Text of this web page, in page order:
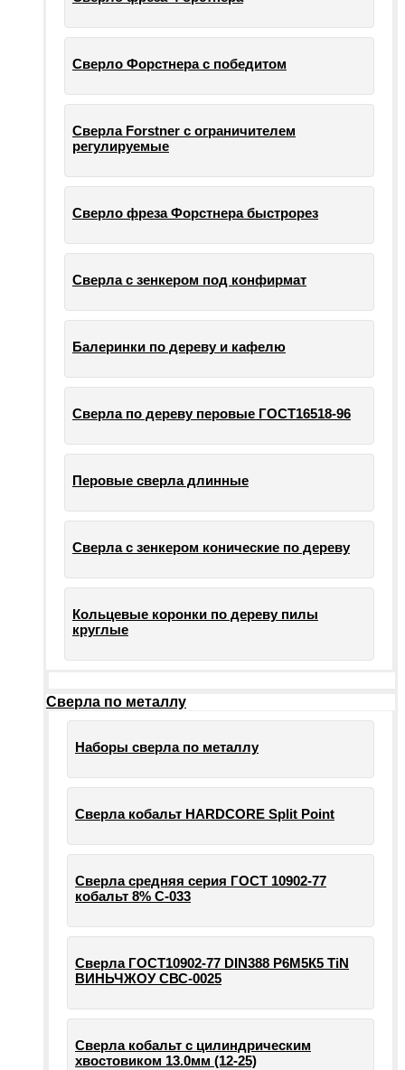
Сверло Форстнера с победитом
Сверла Forstner с ограничителем
регулируемые
Сверло фреза Форстнера быстрорез
Сверла с зенкером под конфирмат
Балеринки по дереву и кафелю
Сверла по дереву перовые ГОСТ16518-96
Перовые сверла длинные
Сверла с зенкером конические по дереву
Кольцевые коронки по дереву пилы
круглые
Сверла по металлу
Наборы сверла по металлу
Сверла кобальт HARDCORE Split Point
Сверла средняя серия ГОСТ 10902-77
кобальт 8% С-033
Сверла ГОСТ10902-77 DIN388 Р6М5К5 TiN
ВИНЬЧЖОУ СВС-0025
Сверла кобальт с цилиндрическим
хвостовиком 13.0мм (12-25)